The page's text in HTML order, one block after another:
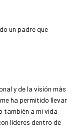
un padre que
y de la visión más
ha permitido llevar
también a mi vida
líderes dentro de